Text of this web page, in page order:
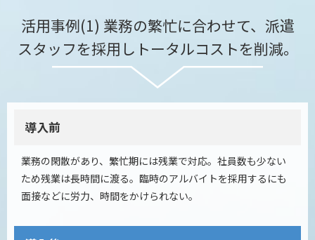
活用事例(1) 業務の繁忙に合わせて、派遣
スタッフを採用しトータルコストを削減。
導入前
業務の閑散があり、繁忙期には残業で対応。社員数も少ない
ため残業は長時間に渡る。臨時のアルバイトを採用するにも
面接などに労力、時間をかけられない。